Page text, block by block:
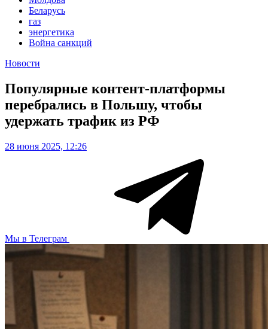
Беларусь
газ
энергетика
Война санкций
Новости
Популярные контент-платформы
перебрались в Польшу, чтобы
удержать трафик из РФ
28 июня 2025, 12:26
Мы в Телеграм